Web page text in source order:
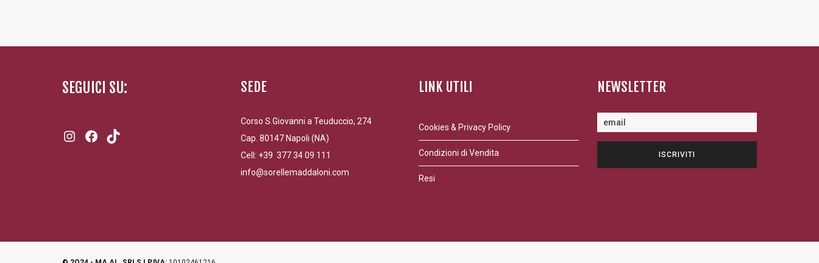
SEGUICI SU:
Instagram
Facebook
SEDE
Corso S.Giovanni a Teuduccio, 274
Cap. 80147 Napoli (NA)
Cell: +39 377 34 09 111
info@sorellemaddaloni.com
LINK UTILI
Cookies & Privacy Policy
Condizioni di Vendita
Resi
NEWSLETTER